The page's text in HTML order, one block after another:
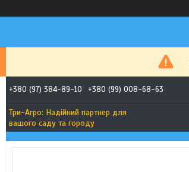
+380 (97) 384-89-10 +380 (99) 008-68-63
Три-Агро: Надійний партнер для
вашого саду та городу